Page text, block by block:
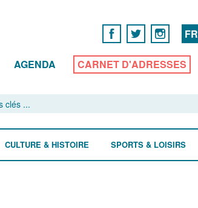
FR
AGENDA CARNET D'ADRESSES
CULTURE & HISTOIRE SPORTS & LOISIRS